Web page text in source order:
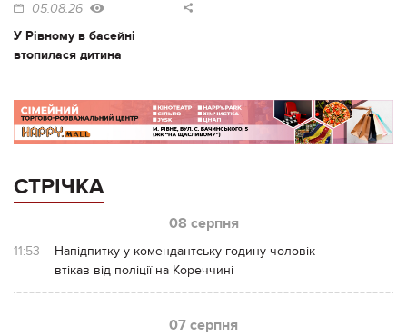
05.08.26
У Рівному в басейні
втопилася дитина
СТРІЧКА
08 серпня
11:53
Напідпитку у комендантську годину чоловік
втікав від поліції на Кореччині
07 серпня